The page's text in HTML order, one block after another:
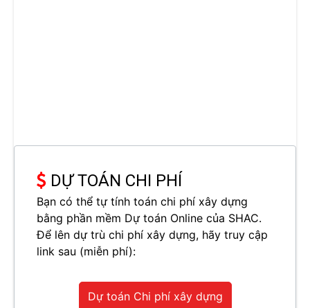
DỰ TOÁN CHI PHÍ
Bạn có thể tự tính toán chi phí xây dựng
bằng phần mềm Dự toán Online của SHAC.
Để lên dự trù chi phí xây dựng, hãy truy cập
link sau (miễn phí):
Dự toán Chi phí xây dựng